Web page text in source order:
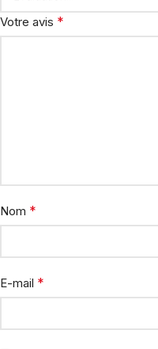
Votre avis *
Nom *
E-mail *